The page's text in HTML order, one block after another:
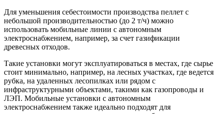
Для уменьшения себестоимости производства пеллет с
небольшой производительностью (до 2 т/ч) можно
использовать мобильные линии с автономным
электроснабжением, например, за счет газификации
древесных отходов.
Такие установки могут эксплуатироваться в местах, где сырье
стоит минимально, например, на лесных участках, где ведется
рубка, на удаленных лесопилках или рядом с
инфраструктурными объектами, такими как газопроводы и
ЛЭП. Мобильные установки с автономным
электроснабжением также идеально подходят для